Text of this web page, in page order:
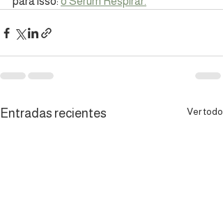
Entradas recientes Ver todo